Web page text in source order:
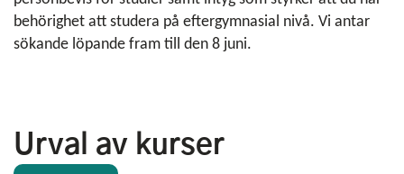
behörighet att studera på eftergymnasial nivå. Vi antar
sökande löpande fram till den 8 juni.
Urval av kurser